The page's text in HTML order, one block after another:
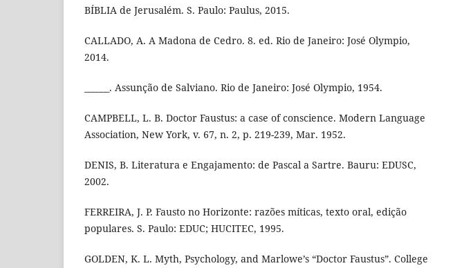
BÍBLIA de Jerusalém. S. Paulo: Paulus, 2015.
CALLADO, A. A Madona de Cedro. 8. ed. Rio de Janeiro: José Olympio,
2014.
______. Assunção de Salviano. Rio de Janeiro: José Olympio, 1954.
CAMPBELL, L. B. Doctor Faustus: a case of conscience. Modern Language
Association, New York, v. 67, n. 2, p. 219-239, Mar. 1952.
DENIS, B. Literatura e Engajamento: de Pascal a Sartre. Bauru: EDUSC,
2002.
FERREIRA, J. P. Fausto no Horizonte: razões míticas, texto oral, edição
populares. S. Paulo: EDUC; HUCITEC, 1995.
GOLDEN, K. L. Myth, Psychology, and Marlowe’s “Doctor Faustus”. College